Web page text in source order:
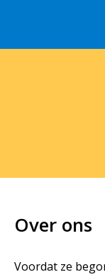
Over ons
Voordat ze